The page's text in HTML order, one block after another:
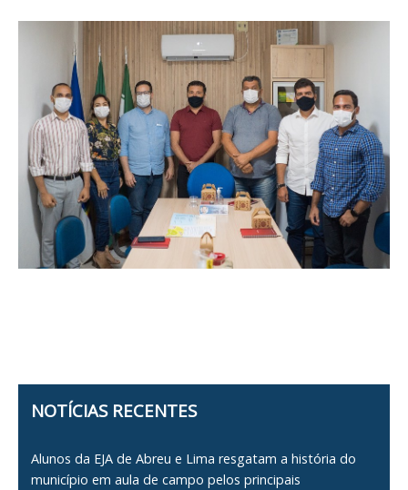
NOTÍCIAS RECENTES
Alunos da EJA de Abreu e Lima resgatam a história do
município em aula de campo pelos principais